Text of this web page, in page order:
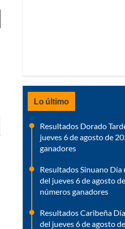
Lo último
Resultados Dorado
jueves 6 de agosto de
ganadores
Resultados Sinuano
del jueves 6 de agosto
números ganadores
Resultados Caribeña
del jueves 6 de agosto